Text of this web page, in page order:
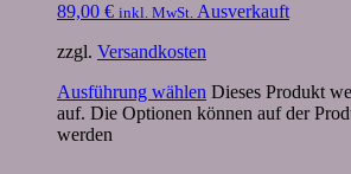
89,00 € inkl. MwSt. Ausverkauft
zzgl. Versandkosten
Ausführung wählen Dieses Produkt
auf. Die Optionen können auf der
werden